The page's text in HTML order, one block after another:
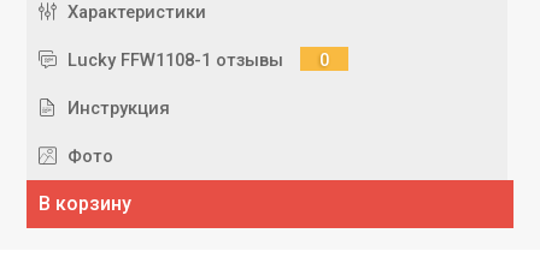
Характеристики
Lucky FFW1108-1 отзывы 0
Инструкция
Фото
В корзину